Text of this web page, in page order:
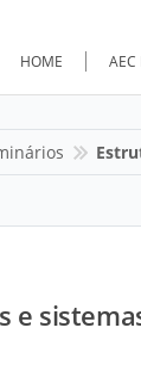
HOME AEC
e